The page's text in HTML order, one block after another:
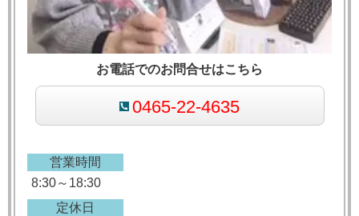
お電話でのお問合せはこちら
0465-22-4635
営業時間
8:30～18:30
定休日